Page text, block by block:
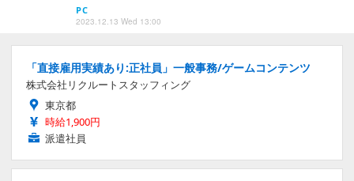
PC
2023.12.13 Wed 13:00
「直接雇用実績あり:正社員」一般事務/ゲームコンテンツ
株式会社リクルートスタッフィング
東京都
時給1,900円
派遣社員